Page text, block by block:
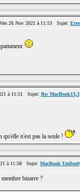
26 Nov 2021 à 11:53 Sujet:
à 11:51 Sujet: Re: MacBook13,3
qu'elle n'est pas la seule !
à 11:58 Sujet: MacBook
bizarre ?